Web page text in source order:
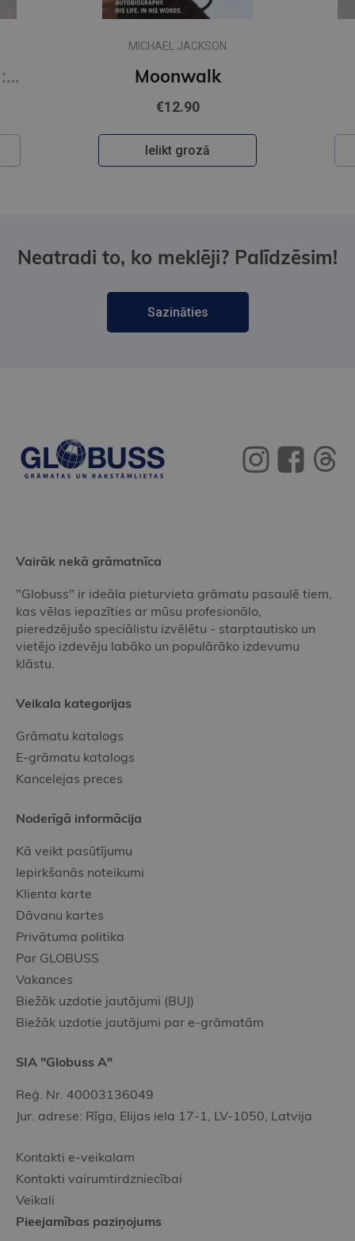
Hunting Adeline : #2 Cat and Mouse Duet (s)
MICHAEL JACKSON
Moonwalk
€12.90
Ielikt grozā
Neatradi to, ko meklēji? Palīdzēsim!
Sazināties
Vairāk nekā grāmatnīca
"Globuss" ir ideāla pieturvieta grāmatu pasaulē tiem,
kas vēlas iepazīties ar mūsu profesionālo,
pieredzējušo speciālistu izvēlētu - starptautisko un
vietējo izdevēju labāko un populārāko izdevumu
klāstu.
Veikala kategorijas
Grāmatu katalogs
E-grāmatu katalogs
Kancelejas preces
Noderīgā informācija
Kā veikt pasūtījumu
Iepirkšanās noteikumi
Klienta karte
Dāvanu kartes
Privātuma politika
Par GLOBUSS
Vakances
Biežāk uzdotie jautājumi (BUJ)
Biežāk uzdotie jautājumi par e-grāmatām
SIA "Globuss A"
Reģ. Nr. 40003136049
Jur. adrese: Rīga, Elijas iela 17-1, LV-1050, Latvija
Kontakti e-veikalam
Kontakti vairumtirdzniecībai
Veikali
Pieejamības paziņojums